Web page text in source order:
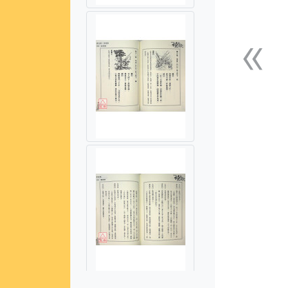
«上一張